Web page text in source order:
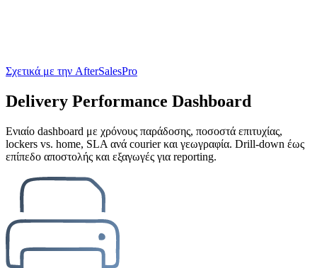
Σχετικά με την AfterSalesPro
Delivery Performance Dashboard
Ενιαίο dashboard με χρόνους παράδοσης, ποσοστά επιτυχίας,
lockers vs. home, SLA ανά courier και γεωγραφία. Drill‑down έως
επίπεδο αποστολής και εξαγωγές για reporting.